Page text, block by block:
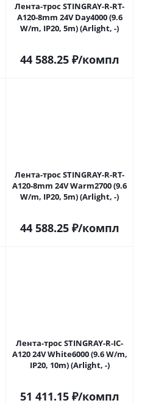
Лента-трос STINGRAY-R-RT-
A120-8mm 24V Day4000 (9.6
W/m, IP20, 5m) (Arlight, -)
44 588.25₽/компл
Лента-трос STINGRAY-R-RT-
A120-8mm 24V Warm2700 (9.6
W/m, IP20, 5m) (Arlight, -)
44 588.25₽/компл
Лента-трос STINGRAY-R-IC-
A120 24V White6000 (9.6 W/m,
IP20, 10m) (Arlight, -)
51 411.15₽/компл